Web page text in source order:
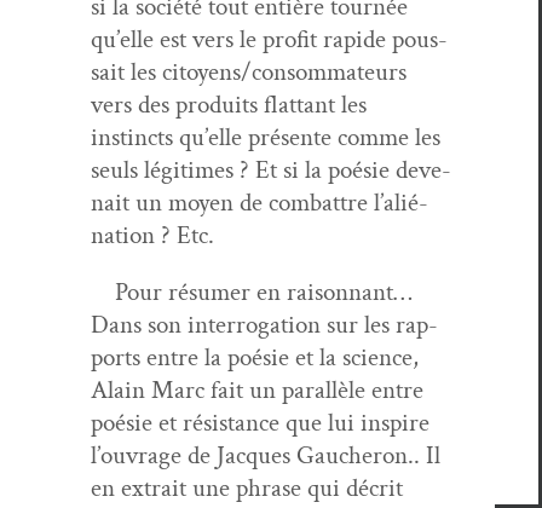
si la société tout entière tournée
qu’elle est vers le prof­it rapi­de pous­
sait les citoyens/consommateurs
vers des pro­duits flat­tant les
instincts qu’elle présente comme les
seuls légitimes ? Et si la poésie deve­
nait un moyen de com­bat­tre l’al­ié­
na­tion ? Etc.
Pour résumer en raison­nant…
Dans son inter­ro­ga­tion sur les rap­
ports entre la poésie et la sci­ence,
Alain Marc fait un par­al­lèle entre
poésie et résis­tance que lui inspire
l’ou­vrage de Jacques Gaucheron.. Il
en extrait une phrase qui décrit